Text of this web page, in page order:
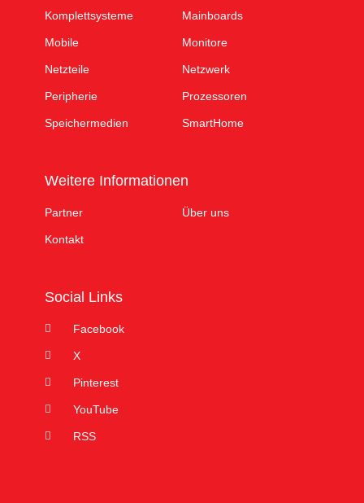
Komplettsysteme Mainboards
Mobile Monitore
Netzteile Netzwerk
Peripherie Prozessoren
Speichermedien SmartHome
Weitere Informationen
Partner Über uns
Kontakt
Social Links
Facebook
X
Pinterest
YouTube
RSS